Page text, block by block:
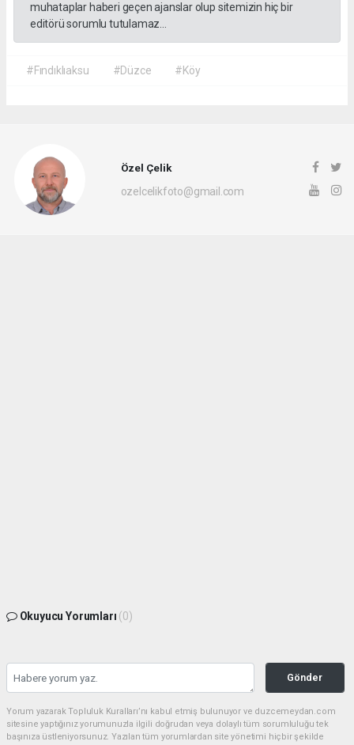
muhataplar haberi geçen ajanslar olup sitemizin hiç bir
editörü sorumlu tutulamaz...
#Fındıklıaksu #Düzce #Köy
Özel Çelik
ozelcelikfoto@gmail.com
Okuyucu Yorumları (0)
Gönder
Yorum yazarak Topluluk Kuralları’nı kabul etmiş bulunuyor ve duzcemeydan.com
sitesine yaptığınız yorumunuzla ilgili doğrudan veya dolaylı tüm sorumluluğu tek
başınıza üstleniyorsunuz. Yazılan tüm yorumlardan site yönetimi hiçbir şekilde